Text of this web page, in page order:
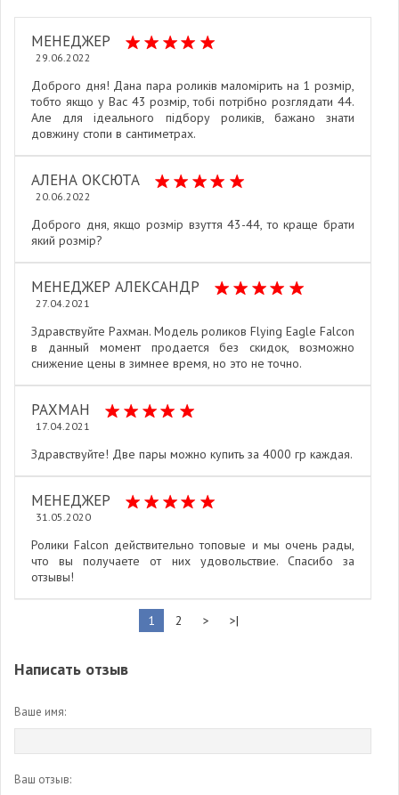
МЕНЕДЖЕР
29.06.2022
Доброго дня! Дана пара роликів маломірить на 1 розмір,
тобто якщо у Вас 43 розмір, тобі потрібно розглядати 44.
Але для ідеального підбору роликів, бажано знати
довжину стопи в сантиметрах.
АЛЕНА ОКСЮТА
20.06.2022
Доброго дня, якщо розмір взуття 43-44, то краще брати
який розмір?
МЕНЕДЖЕР АЛЕКСАНДР
27.04.2021
Здравствуйте Рахман. Модель роликов Flying Eagle Falcon
в данный момент продается без скидок, возможно
снижение цены в зимнее время, но это не точно.
РАХМАН
17.04.2021
Здравствуйте! Две пары можно купить за 4000 гр каждая.
МЕНЕДЖЕР
31.05.2020
Ролики Falcon действительно топовые и мы очень рады,
что вы получаете от них удовольствие. Спасибо за
отзывы!
1 2 > >|
Написать отзыв
Ваше имя:
Ваш отзыв: